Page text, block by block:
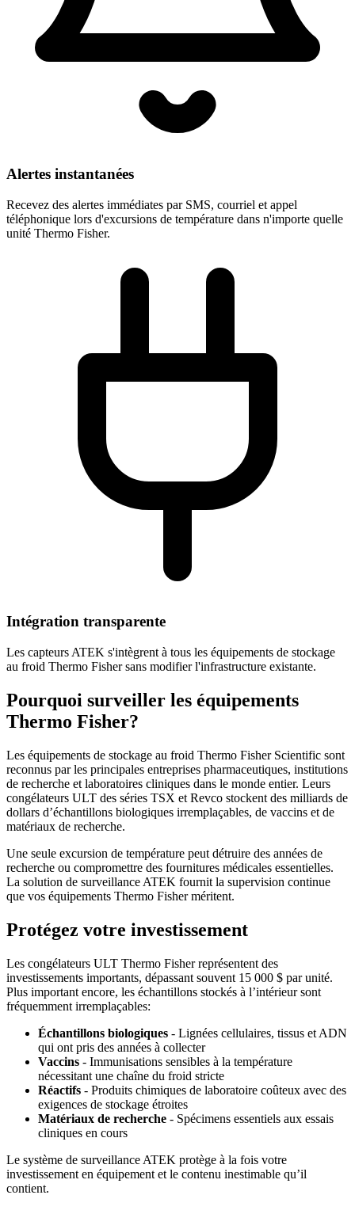
Alertes instantanées
Recevez des alertes immédiates par SMS, courriel et appel
téléphonique lors d'excursions de température dans n'importe quelle
unité Thermo Fisher.
Intégration transparente
Les capteurs ATEK s'intègrent à tous les équipements de stockage
au froid Thermo Fisher sans modifier l'infrastructure existante.
Pourquoi surveiller les équipements
Thermo Fisher?
Les équipements de stockage au froid Thermo Fisher Scientific sont
reconnus par les principales entreprises pharmaceutiques, institutions
de recherche et laboratoires cliniques dans le monde entier. Leurs
congélateurs ULT des séries TSX et Revco stockent des milliards de
dollars d’échantillons biologiques irremplaçables, de vaccins et de
matériaux de recherche.
Une seule excursion de température peut détruire des années de
recherche ou compromettre des fournitures médicales essentielles.
La solution de surveillance ATEK fournit la supervision continue
que vos équipements Thermo Fisher méritent.
Protégez votre investissement
Les congélateurs ULT Thermo Fisher représentent des
investissements importants, dépassant souvent 15 000 $ par unité.
Plus important encore, les échantillons stockés à l’intérieur sont
fréquemment irremplaçables:
Échantillons biologiques - Lignées cellulaires, tissus et ADN
qui ont pris des années à collecter
Vaccins - Immunisations sensibles à la température
nécessitant une chaîne du froid stricte
Réactifs - Produits chimiques de laboratoire coûteux avec des
exigences de stockage étroites
Matériaux de recherche - Spécimens essentiels aux essais
cliniques en cours
Le système de surveillance ATEK protège à la fois votre
investissement en équipement et le contenu inestimable qu’il
contient.